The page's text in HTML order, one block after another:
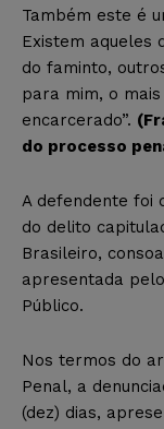
Também este é
Existem aqueles
do faminto,
para mim, o
encarcerado”.
do processo
A defendente foi
do delito
Brasileiro,
apresentada
Público.
Nos termos do
Penal, a
(dez) dias,